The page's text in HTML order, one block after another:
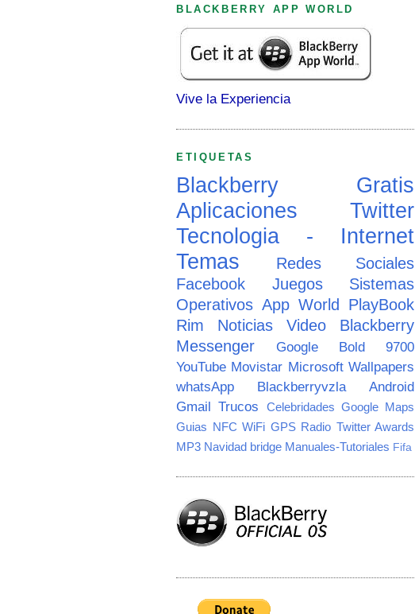
BLACKBERRY APP WORLD
Vive la Experiencia
ETIQUETAS
Blackberry
Gratis
Aplicaciones
Twitter
Tecnologia - Internet
Temas
Redes Sociales
Facebook
Juegos
Sistemas
Operativos App World PlayBook
Rim
Noticias Video
Blackberry
Messenger
Google
Bold 9700
YouTube Movistar Microsoft Wallpapers
whatsApp
Blackberryvzla
Android
Gmail Trucos Celebridades Google Maps
Guias NFC WiFi GPS Radio Twitter Awards
MP3 Navidad bridge Manuales-Tutoriales Fifa